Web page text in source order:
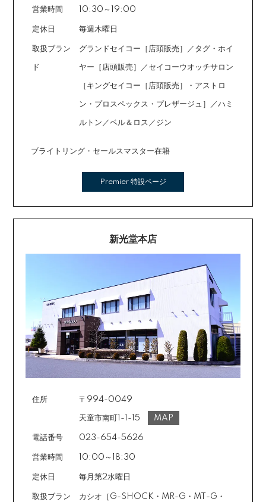
営業時間 10:30～19:00
定休日 毎週木曜日
取扱ブラン
ド
グランドセイコー［店頭販売］／タグ・ホイ
ヤー［店頭販売］／セイコーウオッチサロン
［キングセイコー［店頭販売］・アストロ
ン・プロスペックス・プレザージュ］／ハミ
ルトン／ベル＆ロス／ジン
ブライトリング・セールスマスター在籍
Premier 特設ページ
新光堂本店
住所 〒994-0049
天童市南町1-1-15 MAP
電話番号 023-654-5626
営業時間 10:00～18:30
定休日 毎月第2水曜日
取扱ブラン カシオ［G-SHOCK・MR-G・MT-G・